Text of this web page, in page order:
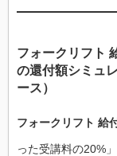
フォークリフト
の還付額シミュ
ース）
フォークリフト 給
った受講料の20%